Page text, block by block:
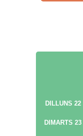
DILLUNS 22
DIMARTS 23